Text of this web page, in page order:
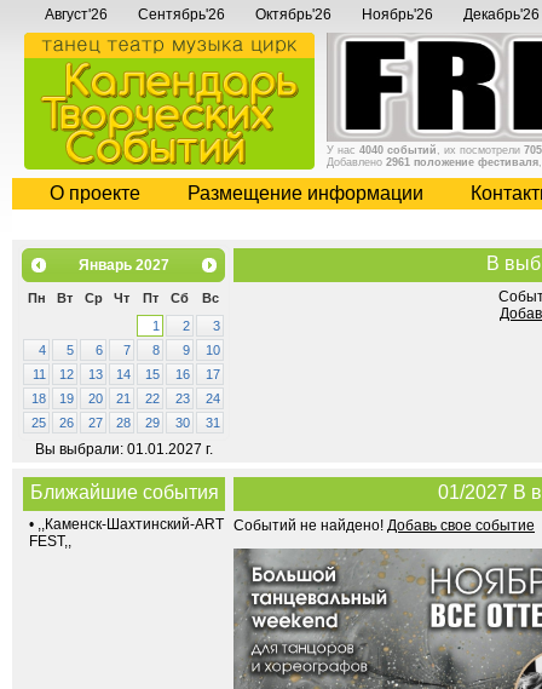
Август'26 Сентябрь'26 Октябрь'26 Ноябрь'26 Декабрь'26
У нас 4040 событий , их посмотрели
Добавлено 2961 положение фестиваля
О проекте Размещение информации
Январь 2027
Пн Вт Ср Чт Пт Сб
Вс
1
2
3
4
5 6 7 8 9
10
11
12 13 14 15 16
17
18
19 20 21 22 23
24
25
26 27 28 29 30 31
Вы выбрали: 01.01.2027 г.
В
Ближайшие события
• ,,Каменск-Шахтинский-ART
FEST,,
01/2027 В
Событий не найдено! Добавь свое событие